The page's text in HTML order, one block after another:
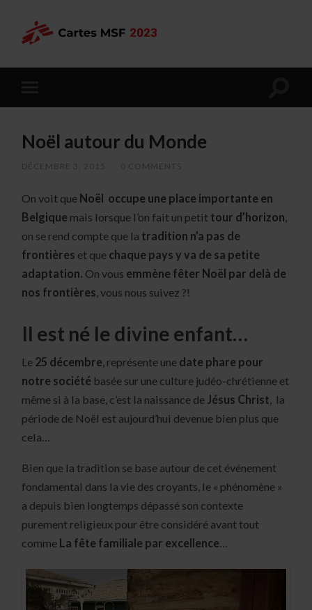
Noël autour du Monde
DÉCEMBRE 3, 2015 0 COMMENTS
On voit que Noël occupe une place importante en
Belgique mais lorsque l’on fait un petit tour d’horizon
on se rend compte que la tradition n’a pas de
frontières et que chaque pays y va de sa petite
adaptation. On vous emmène fêter Noël par delà de
nos frontières , vous nous suivez ?!
Il est né le divine enfant…
Le 25 décembre , représente une date phare pour
notre société basée sur une culture judéo-chrétienne et
même si à la base, c’est la naissance de Jésus Christ , la
période de Noël est aujourd’hui devenue bien plus que
cela…
Bien que la tradition se base autour de cet événement
fondamental dans la vie des croyants, le « phénomène »
a depuis bien longtemps dépassé son contexte
purement religieux pour être considéré avant tout
comme La fête familiale par excellence…